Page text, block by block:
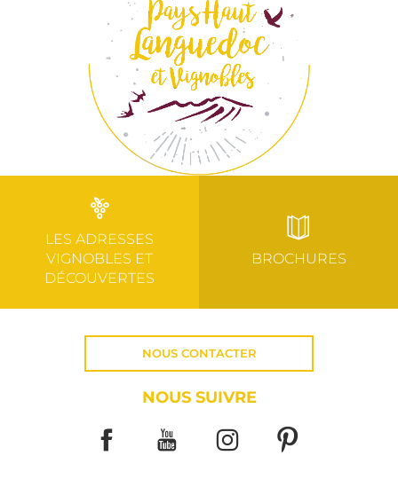
LES ADRESSES
VIGNOBLES ET
DÉCOUVERTES
BROCHURES
NOUS CONTACTER
NOUS SUIVRE